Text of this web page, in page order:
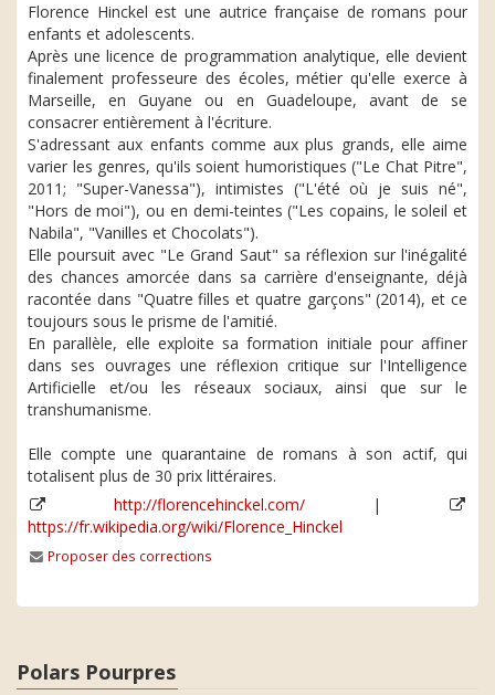
Florence Hinckel est une autrice française de romans pour
enfants et adolescents.
Après une licence de programmation analytique, elle devient
finalement professeure des écoles, métier qu'elle exerce à
Marseille, en Guyane ou en Guadeloupe, avant de se
consacrer entièrement à l'écriture.
S'adressant aux enfants comme aux plus grands, elle aime
varier les genres, qu'ils soient humoristiques ("Le Chat Pitre",
2011; "Super-Vanessa"), intimistes ("L'été où je suis né",
"Hors de moi"), ou en demi-teintes ("Les copains, le soleil et
Nabila", "Vanilles et Chocolats").
Elle poursuit avec "Le Grand Saut" sa réflexion sur l'inégalité
des chances amorcée dans sa carrière d'enseignante, déjà
racontée dans "Quatre filles et quatre garçons" (2014), et ce
toujours sous le prisme de l'amitié.
En parallèle, elle exploite sa formation initiale pour affiner
dans ses ouvrages une réflexion critique sur l'Intelligence
Artificielle et/ou les réseaux sociaux, ainsi que sur le
transhumanisme.
Elle compte une quarantaine de romans à son actif, qui
totalisent plus de 30 prix littéraires.
http://florencehinckel.com/ |
https://fr.wikipedia.org/wiki/Florence_Hinckel
Proposer des corrections
Polars Pourpres